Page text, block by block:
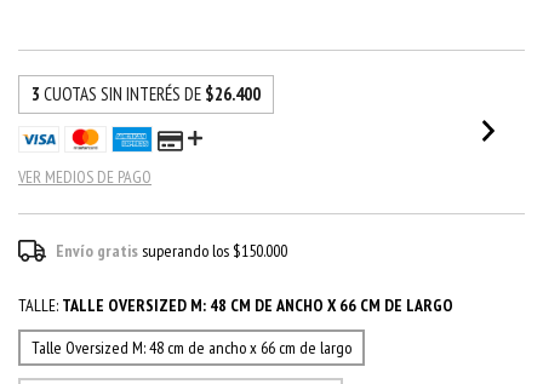
3 CUOTAS SIN INTERÉS DE $26.400
VER MEDIOS DE PAGO
Envío gratissuperando los $150.000
TALLE: TALLE OVERSIZED M: 48 CM DE ANCHO X 66 CM DE LARGO
Talle Oversized M: 48 cm de ancho x 66 cm de largo